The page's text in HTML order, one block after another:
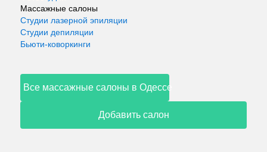
Массажные салоны
Студии лазерной эпиляции
Студии депиляции
Бьюти-коворкинги
Все массажные салоны в Одессе
Добавить салон